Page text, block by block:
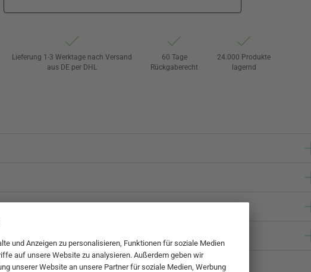
Lieferung 1-3 Werktage nach Versand
aus DE per DHL
60 Tage
Rückgaberecht
24.000 Produkte
lagernd